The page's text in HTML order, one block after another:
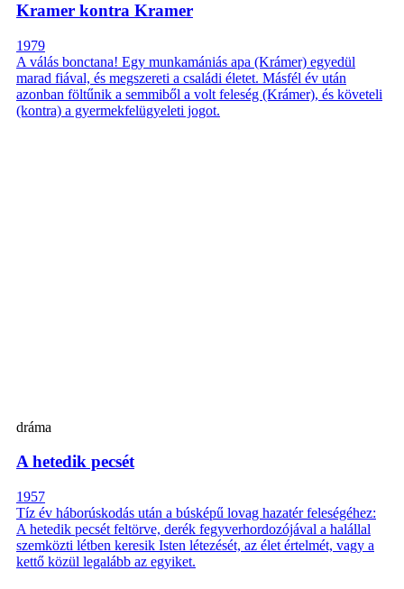
Kramer kontra Kramer
1979
A válás bonctana! Egy munkamániás apa (Krámer) egyedül
marad fiával, és megszereti a családi életet. Másfél év után
azonban föltűnik a semmiből a volt feleség (Krámer), és követeli
(kontra) a gyermekfelügyeleti jogot.
dráma
A hetedik pecsét
1957
Tíz év háborúskodás után a búsképű lovag hazatér feleségéhez:
A hetedik pecsét feltörve, derék fegyverhordozójával a halállal
szemközti létben keresik Isten létezését, az élet értelmét, vagy a
kettő közül legalább az egyiket.